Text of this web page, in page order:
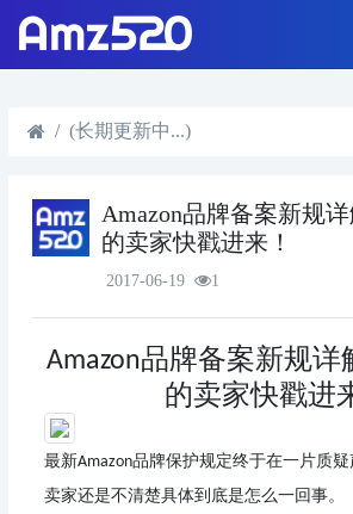
(长期更新中...)
Amazon品牌备案新规
的卖家快戳进来！
2017-06-19 1
Amazon品牌备案新规详
的卖家快戳进
最新Amazon品牌保护规定终于在一片质
卖家还是不清楚具体到底是怎么一回事。